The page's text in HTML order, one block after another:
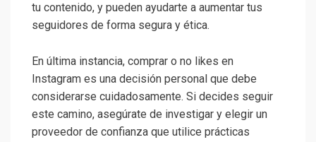
tu contenido, y pueden ayudarte a aumentar tus
seguidores de forma segura y ética.
En última instancia, comprar o no likes en
Instagram es una decisión personal que debe
considerarse cuidadosamente. Si decides seguir
este camino, asegúrate de investigar y elegir un
proveedor de confianza que utilice prácticas